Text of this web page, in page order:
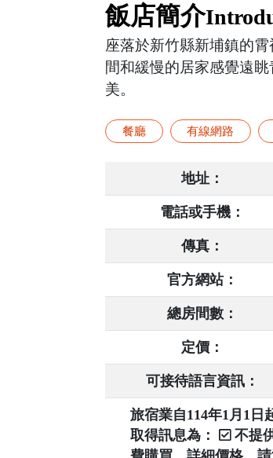
飯店簡介
座落於新竹縣新埔鎮的
間和緩慢的居家感覺遠
美。
餐廳 有線網路
地址：
電話或手機：
傳真：
官方網站：
總房間數：
定價：
可接待語言資訊：
旅宿業自114年1月1日
取得訊息為：
不提